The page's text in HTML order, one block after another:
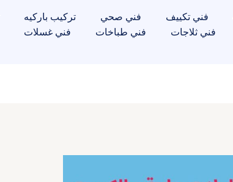
فني تكييف فني صحي تركيب باركيه
فني ثلاجات فني طباخات فني غسلات